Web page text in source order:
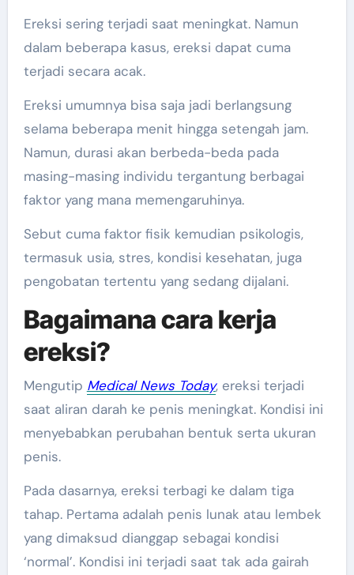
Ereksi sering terjadi saat meningkat. Namun
dalam beberapa kasus, ereksi dapat cuma
terjadi secara acak.
Ereksi umumnya bisa saja jadi berlangsung
selama beberapa menit hingga setengah jam.
Namun, durasi akan berbeda-beda pada
masing-masing individu tergantung berbagai
faktor yang mana memengaruhinya.
Sebut cuma faktor fisik kemudian psikologis,
termasuk usia, stres, kondisi kesehatan, juga
pengobatan tertentu yang sedang dijalani.
Bagaimana cara kerja
ereksi?
Mengutip Medical News Today, ereksi terjadi
saat aliran darah ke penis meningkat. Kondisi ini
menyebabkan perubahan bentuk serta ukuran
penis.
Pada dasarnya, ereksi terbagi ke dalam tiga
tahap. Pertama adalah penis lunak atau lembek
yang dimaksud dianggap sebagai kondisi
‘normal’. Kondisi ini terjadi saat tak ada gairah